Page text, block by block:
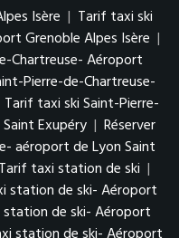
Isère | Tarif taxi ski
Grenoble Alpes Isère |
Chartreuse- Aéroport
Pierre-de-Chartreuse-
Tarif taxi ski Saint-Pierre-
Exupéry | Réserver
aéroport de Lyon Saint
Tarif taxi station de ski |
station de ski- Aéroport
de ski- Aéroport